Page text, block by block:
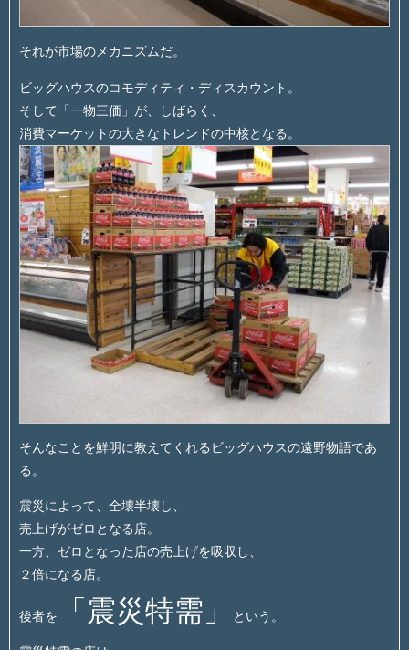
それが市場のメカニズムだ。
ビッグハウスのコモディティ・ディスカウント。
そして「一物三価」が、しばらく、
消費マーケットの大きなトレンドの中核となる。
そんなことを鮮明に教えてくれるビッグハウスの遠野物語であ
る。
震災によって、全壊半壊し、
売上げがゼロとなる店。
一方、ゼロとなった店の売上げを吸収し、
２倍になる店。
後者を 「震災特需」 という。